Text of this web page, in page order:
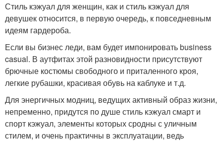
Стиль кэжуал для женщин, как и стиль кэжуал для
девушек относится, в первую очередь, к повседневным
идеям гардероба.
Если вы бизнес леди, вам будет импонировать business
casual. В аутфитах этой разновидности присутствуют
брючные костюмы свободного и приталенного кроя,
легкие рубашки, красивая обувь на каблуке и т.д.
Для энергичных модниц, ведущих активный образ жизни,
непременно, придутся по душе стиль кэжуал смарт и
спорт кэжуал, элементы которых сродны с уличным
стилем, и очень практичны в эксплуатации, ведь